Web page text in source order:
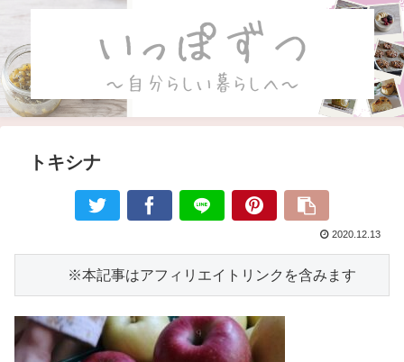
トキシナ
2020.12.13
※本記事はアフィリエイトリンクを含みます